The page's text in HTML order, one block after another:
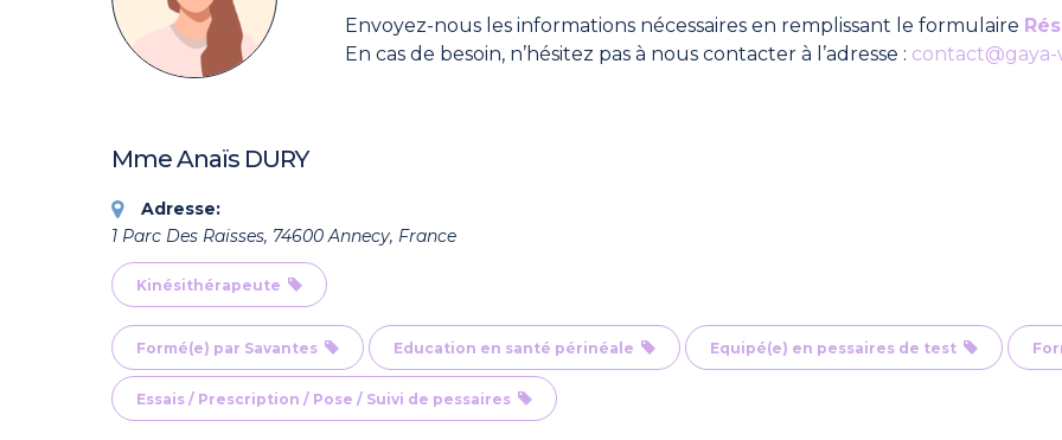
Envoyez-nous les informations nécessaires en remplissant le formulaire
En cas de besoin, n’hésitez pas à nous contacter à l’adresse :
Mme Anaïs DURY
Adresse:
1 Parc Des Raisses, 74600 Annecy, France
Kinésithérapeute
Formé(e) par Savantes Education en santé périnéale Equipé(e) en pessaires de test
Essais / Prescription / Pose / Suivi de pessaires